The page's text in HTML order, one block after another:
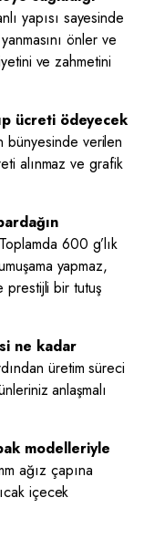
yapısı sayesinde
önler ve
ve zahmetini
ücreti ödeyecek
bünyesinde verilen
alınmaz ve grafik
Toplamda 600 g’lık
yapmaz,
prestijli bir tutuş
ne kadar
üretim süreci
anlaşmalı
modelleriyle
ağız çapına
içecek